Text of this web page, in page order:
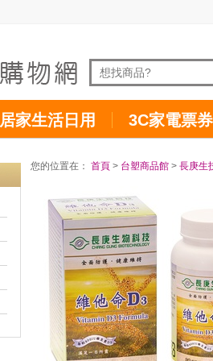
居家生活日用 3C家電票券
您的位置在： 首頁 > 台塑商品館 > 長庚生